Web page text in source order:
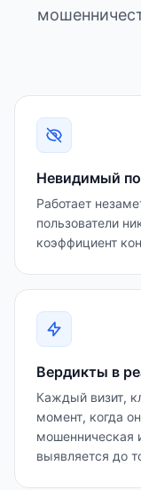
Невидимый
Работает
пользователи
коэффициент
Вердикты в
Каждый визит,
момент, когда
мошенническая
выявляется до